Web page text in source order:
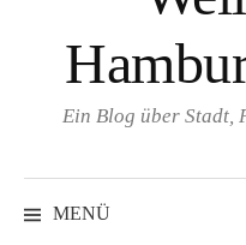
Ein Blog über Stadt,
MENÜ